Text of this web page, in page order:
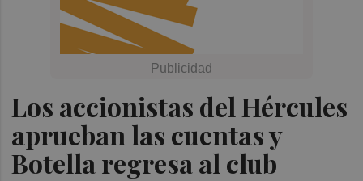
Los accionistas del Hércules
aprueban las cuentas y
Botella regresa al club